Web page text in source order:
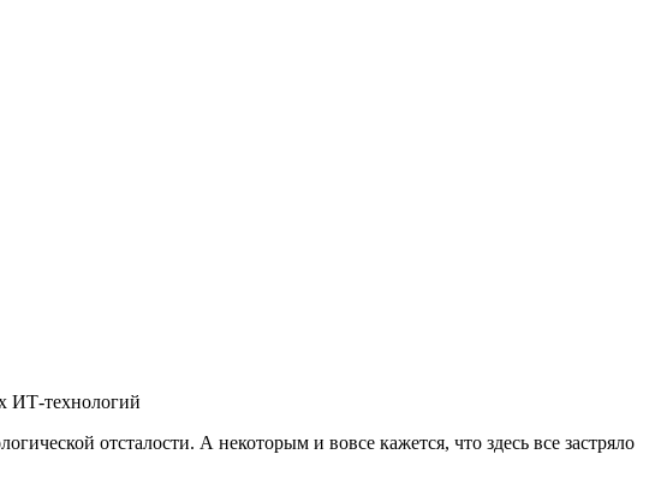
ИТ-технологий
отсталости. А некоторым и вовсе кажется, что здесь все застряло